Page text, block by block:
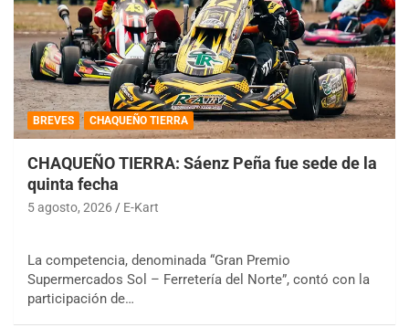
BREVES CHAQUEÑO TIERRA
CHAQUEÑO TIERRA: Sáenz Peña fue sede de la
quinta fecha
5 agosto, 2026 E-Kart
La competencia, denominada “Gran Premio
Supermercados Sol – Ferretería del Norte”, contó con la
participación de…